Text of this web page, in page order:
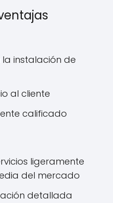
instalación de
al cliente
calificado
ligeramente
del mercado
detallada